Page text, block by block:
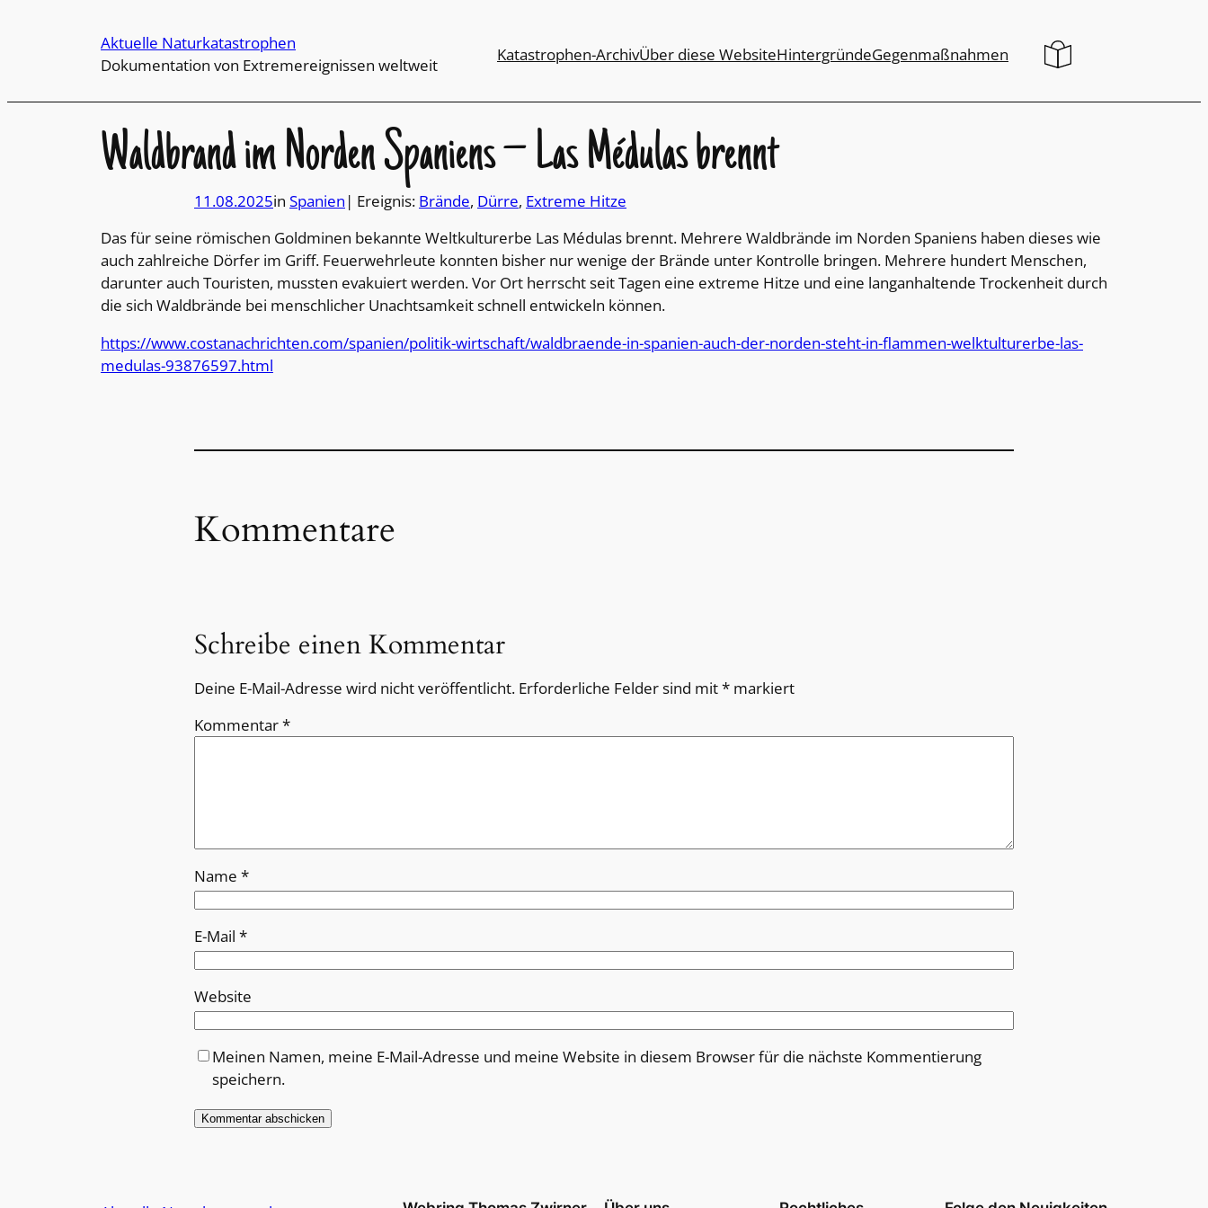
Aktuelle Naturkatastrophen
Dokumentation von Extremereignissen weltweit
Katastrophen-ArchivÜber diese WebsiteHintergründeGegenmaßnahmen
Waldbrand im Norden Spaniens – Las Médulas brennt
11.08.2025in Spanien | Ereignis: Brände, Dürre, Extreme Hitze
Das für seine römischen Goldminen bekannte Weltkulturerbe Las Médulas brennt. Mehrere Waldbrände im Norden Spaniens haben dieses wie
auch zahlreiche Dörfer im Griff. Feuerwehrleute konnten bisher nur wenige der Brände unter Kontrolle bringen. Mehrere hundert Menschen,
darunter auch Touristen, mussten evakuiert werden. Vor Ort herrscht seit Tagen eine extreme Hitze und eine langanhaltende Trockenheit durch
die sich Waldbrände bei menschlicher Unachtsamkeit schnell entwickeln können.
https://www.costanachrichten.com/spanien/politik-wirtschaft/waldbraende-in-spanien-auch-der-norden-steht-in-flammen-welktulturerbe-las-
medulas-93876597.html
Kommentare
Schreibe einen Kommentar
Deine E-Mail-Adresse wird nicht veröffentlicht. Erforderliche Felder sind mit* markiert
Kommentar*
Name *
E-Mail *
Website
Meinen Namen, meine E-Mail-Adresse und meine Website in diesem Browser für die nächste Kommentierung
speichern.